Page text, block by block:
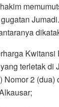
Kwitansi
terletak di
Nomor 2 (dua)